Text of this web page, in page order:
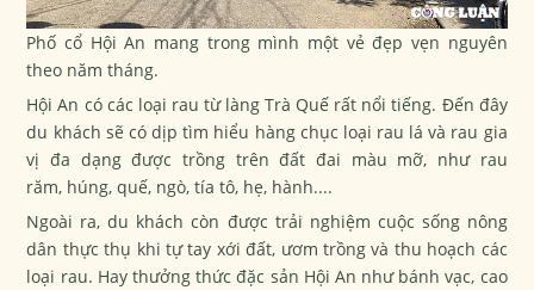
Phố cổ Hội An mang trong mình một vẻ đẹp vẹn nguyên
theo năm tháng.
Hội An có các loại rau từ làng Trà Quế rất nổi tiếng. Đến đây
du khách sẽ có dịp tìm hiểu hàng chục loại rau lá và rau gia
vị đa dạng được trồng trên đất đai màu mỡ, như rau
răm, húng, quế, ngò, tía tô, hẹ, hành....
Ngoài ra, du khách còn được trải nghiệm cuộc sống nông
dân thực thụ khi tự tay xới đất, ươm trồng và thu hoạch các
loại rau. Hay thưởng thức đặc sản Hội An như bánh vạc, cao